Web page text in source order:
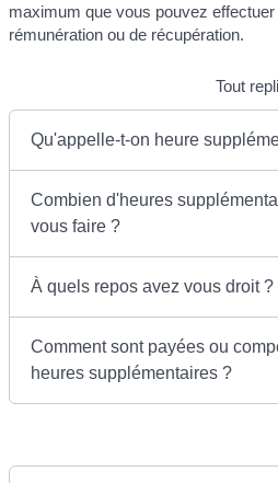
maximum que vous pouvez
rémunération ou de récupération.
Tout
Qu'appelle-t-on heure
Combien d'heures
vous faire ?
À quels repos avez vous droit ?
Comment sont payées ou
heures supplémentaires ?